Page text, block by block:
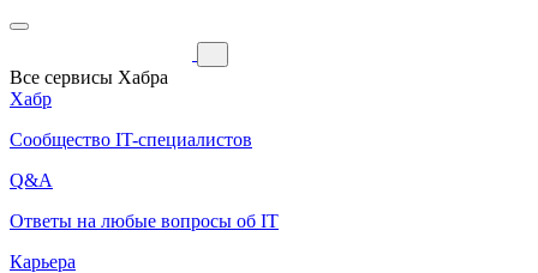
Все сервисы Хабра
Хабр
Сообщество IT-специалистов
Q&A
Ответы на любые вопросы об IT
Карьера